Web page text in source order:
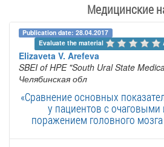
Медицинские
Publication date: 28.04.2017
Evaluate the material
Elizaveta V. Arefeva
SBEI of HPE "South Ural State
Челябинская обл
«Сравнение основных
у пациентов с
поражением головного